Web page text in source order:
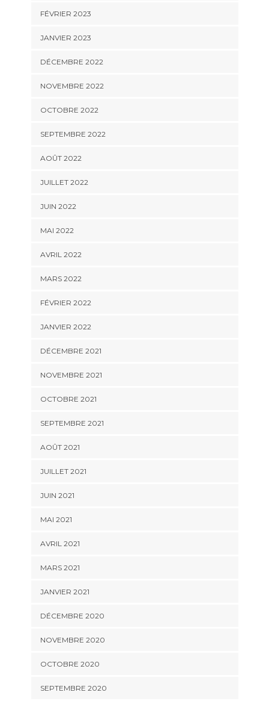
FÉVRIER 2023
JANVIER 2023
DÉCEMBRE 2022
NOVEMBRE 2022
OCTOBRE 2022
SEPTEMBRE 2022
AOÛT 2022
JUILLET 2022
JUIN 2022
MAI 2022
AVRIL 2022
MARS 2022
FÉVRIER 2022
JANVIER 2022
DÉCEMBRE 2021
NOVEMBRE 2021
OCTOBRE 2021
SEPTEMBRE 2021
AOÛT 2021
JUILLET 2021
JUIN 2021
MAI 2021
AVRIL 2021
MARS 2021
JANVIER 2021
DÉCEMBRE 2020
NOVEMBRE 2020
OCTOBRE 2020
SEPTEMBRE 2020